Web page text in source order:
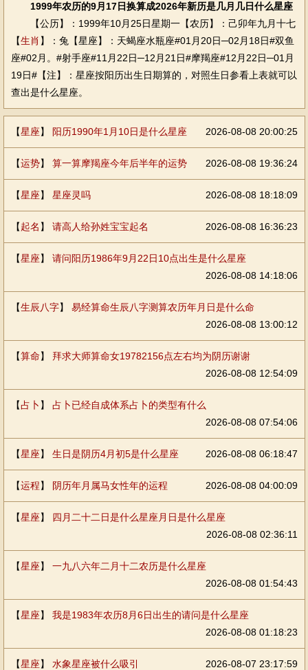
1999年农历的9月17日换算成2026年新历是几月几日什么星座
【公历】：1999年10月25日星期一【农历】：己卯年九月十七
【生肖 】：兔【星座】：天蝎座水瓶座#01月20日─02月18日#双鱼
座#02月。#射手座#11月22日─12月21日#摩羯座#12月22日─01月
19日#【注】：星座按阳历出生日期算的，对照生日参看上表就可以
查出是什么星座。
【星座】 阳历1990年1月10日是什么星座 2026-08-08 20:00:25
【运势】 算一算摩羯座今年后半年的运势 2026-08-08 19:36:24
【星座】 星座灵吗 2026-08-08 18:18:09
【起名 】 请高人给孙姓宝宝起名 2026-08-08 16:36:23
【星座】 请问阳历1986年9月22日10点出生是什么星座
2026-08-08 14:18:06
【生辰八字】 易经算命生辰八字测算农历年月日是什么命
2026-08-08 13:00:12
【算命】 拜求大师算命女19782156点左右均为阴历谢谢
2026-08-08 12:54:09
【占卜 】 占卜已经自成体系占卜的类型有什么
2026-08-08 07:54:06
【星座】 生日是阴历4月初5是什么星座 2026-08-08 06:18:47
【运程】 阴历年月属马女性年的运程 2026-08-08 04:00:09
【星座】 四月二十二日是什么星座月日是什么星座
2026-08-08 02:36:11
【星座】 一九八六年二月十二农历是什么星座
2026-08-08 01:54:43
【星座】 我是1983年农历8月6日出生的请问是什么星座
2026-08-08 01:18:23
【星座】 水象星座被什么吸引 2026-08-07 23:17:59